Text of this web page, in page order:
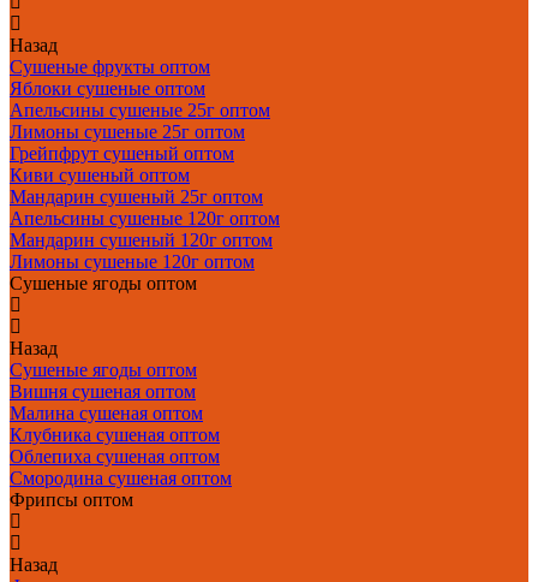
Назад
Сушеные фрукты оптом
Яблоки сушеные оптом
Апельсины сушеные 25г оптом
Лимоны сушеные 25г оптом
Грейпфрут сушеный оптом
Киви сушеный оптом
Мандарин сушеный 25г оптом
Апельсины сушеные 120г оптом
Мандарин сушеный 120г оптом
Лимоны сушеные 120г оптом
Сушеные ягоды оптом
Назад
Сушеные ягоды оптом
Вишня сушеная оптом
Малина сушеная оптом
Клубника сушеная оптом
Облепиха сушеная оптом
Смородина сушеная оптом
Фрипсы оптом
Назад